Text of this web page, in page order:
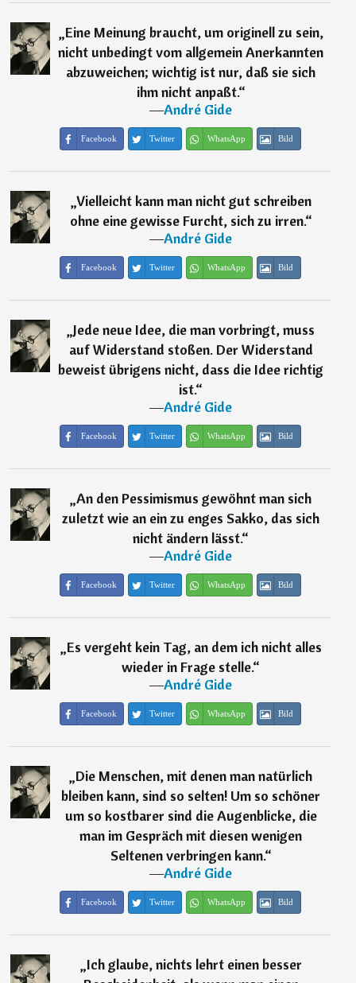
„Eine Meinung braucht, um originell zu sein,
nicht unbedingt vom allgemein Anerkannten
abzuweichen; wichtig ist nur, daß sie sich
ihm nicht anpaßt.“
―André Gide
Facebook Twitter WhatsApp Bild
„Vielleicht kann man nicht gut schreiben
ohne eine gewisse Furcht, sich zu irren.“
―André Gide
Facebook Twitter WhatsApp Bild
„Jede neue Idee, die man vorbringt, muss
auf Widerstand stoßen. Der Widerstand
beweist übrigens nicht, dass die Idee richtig
ist.“
―André Gide
Facebook Twitter WhatsApp Bild
„An den Pessimismus gewöhnt man sich
zuletzt wie an ein zu enges Sakko, das sich
nicht ändern lässt.“
―André Gide
Facebook Twitter WhatsApp Bild
„Es vergeht kein Tag, an dem ich nicht alles
wieder in Frage stelle.“
―André Gide
Facebook Twitter WhatsApp Bild
„Die Menschen, mit denen man natürlich
bleiben kann, sind so selten! Um so schöner
um so kostbarer sind die Augenblicke, die
man im Gespräch mit diesen wenigen
Seltenen verbringen kann.“
―André Gide
Facebook Twitter WhatsApp Bild
„Ich glaube, nichts lehrt einen besser